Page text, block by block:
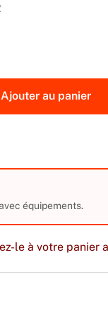
Ajouter au panier
équipements.
le à votre panier